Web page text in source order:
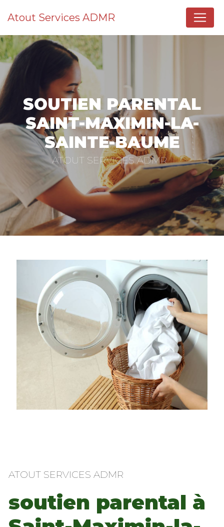
Atout Services ADMR
SOUTIEN PARENTAL
SAINT-MAXIMIN-LA-
SAINTE-BAUME
ATOUT SERVICES ADMR
ATOUT SERVICES ADMR
soutien parental à